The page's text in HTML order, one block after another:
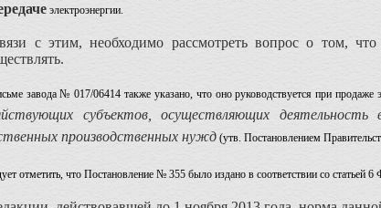
электроэнергии.
с этим, необходимо рассмотреть вопрос о том, что
завода № 017/06414 также указано, что оно руководствуется при продаже
субъектов, осуществляющих деятельность
производственных нужд (утв. Постановлением
отметить, что Постановление № 355 было издано в соответствии со статьей